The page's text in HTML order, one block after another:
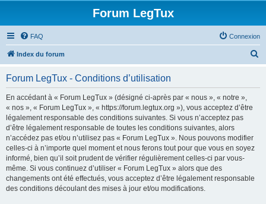
Forum LegTux
FAQ Connexion
Index du forum
Forum LegTux - Conditions d’utilisation
En accédant à « Forum LegTux » (désigné ci-après par « nous », « notre »,
« nos », « Forum LegTux », « https://forum.legtux.org »), vous acceptez d’être
légalement responsable des conditions suivantes. Si vous n’acceptez pas
d’être légalement responsable de toutes les conditions suivantes, alors
n’accédez pas et/ou n’utilisez pas « Forum LegTux ». Nous pouvons modifier
celles-ci à n’importe quel moment et nous ferons tout pour que vous en soyez
informé, bien qu’il soit prudent de vérifier régulièrement celles-ci par vous-
même. Si vous continuez d’utiliser « Forum LegTux » alors que des
changements ont été effectués, vous acceptez d’être légalement responsable
des conditions découlant des mises à jour et/ou modifications.